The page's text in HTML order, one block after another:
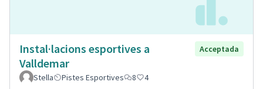
Instal·lacions esportives a
Valldemar
Acceptada
Stella Pistes Esportives 8 4